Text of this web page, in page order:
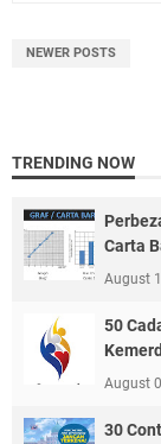
NEWER POSTS
TRENDING NOW
Carta
August
50
August
30